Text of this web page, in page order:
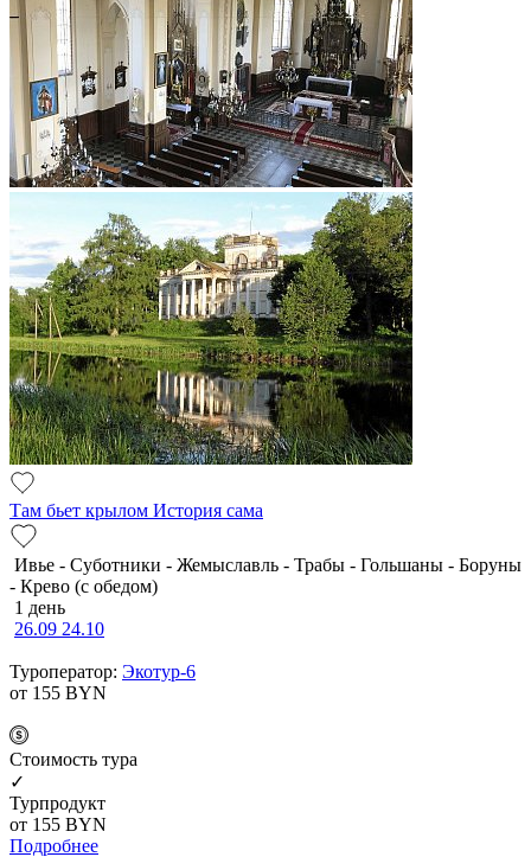
Там бьет крылом История сама
Ивье - Суботники - Жемыславль - Трабы - Гольшаны - Боруны
- Крево (с обедом)
1 день
26.09 24.10
Туроператор: Экотур-6
от 155 BYN
Cтоимость тура
✓
Турпродукт
от 155 BYN
Подробнее